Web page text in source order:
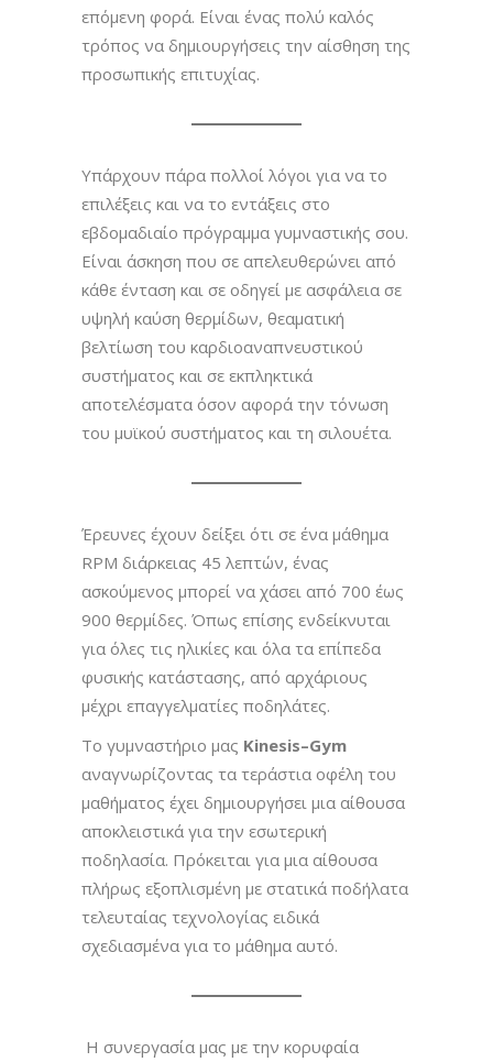
επόμενη φορά. Είναι ένας πολύ καλός
τρόπος να δημιουργήσεις την αίσθηση της
προσωπικής επιτυχίας.
Υπάρχουν πάρα πολλοί λόγοι για να το
επιλέξεις και να το εντάξεις στο
εβδομαδιαίο πρόγραμμα γυμναστικής σου.
Είναι άσκηση που σε απελευθερώνει από
κάθε ένταση και σε οδηγεί με ασφάλεια σε
υψηλή καύση θερμίδων, θεαματική
βελτίωση του καρδιοαναπνευστικού
συστήματος και σε εκπληκτικά
αποτελέσματα όσον αφορά την τόνωση
του μυϊκού συστήματος και τη σιλουέτα.
Έρευνες έχουν δείξει ότι σε ένα μάθημα
RPM διάρκειας 45 λεπτών, ένας
ασκούμενος μπορεί να χάσει από 700 έως
900 θερμίδες. Όπως επίσης ενδείκνυται
για όλες τις ηλικίες και όλα τα επίπεδα
φυσικής κατάστασης, από αρχάριους
μέχρι επαγγελματίες ποδηλάτες.
Το γυμναστήριο μας Kinesis–Gym
αναγνωρίζοντας τα τεράστια οφέλη του
μαθήματος έχει δημιουργήσει μια αίθουσα
αποκλειστικά για την εσωτερική
ποδηλασία. Πρόκειται για μια αίθουσα
πλήρως εξοπλισμένη με στατικά ποδήλατα
τελευταίας τεχνολογίας ειδικά
σχεδιασμένα για το μάθημα αυτό.
Η συνεργασία μας με την κορυφαία